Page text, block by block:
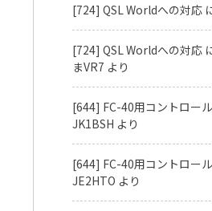
[724] QSL Worldへの対応
[724] QSL Worldへの対応
まVR7 より
[644] FC-40用コントロー
JK1BSH より
[644] FC-40用コントロー
JE2HTO より